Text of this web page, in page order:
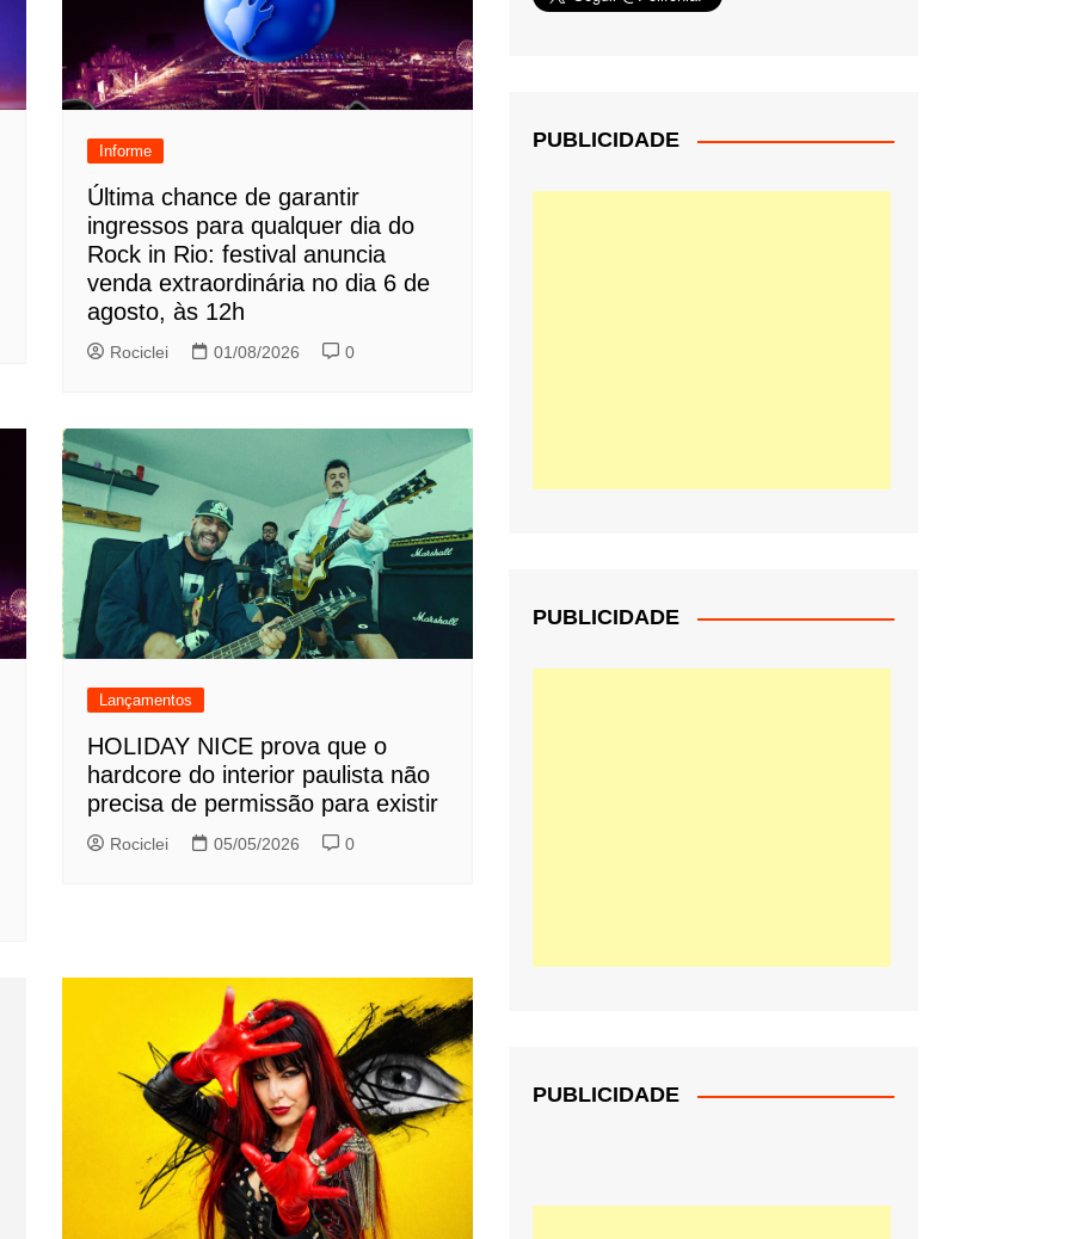
Informe
Última chance de garantir
ingressos para qualquer dia do
Rock in Rio: festival anuncia
venda extraordinária no dia 6 de
agosto, às 12h
Rociclei 01/08/2026 0
Lançamentos
HOLIDAY NICE prova que o
hardcore do interior paulista não
precisa de permissão para existir
Rociclei 05/05/2026 0
PUBLICIDADE
PUBLICIDADE
PUBLICIDADE